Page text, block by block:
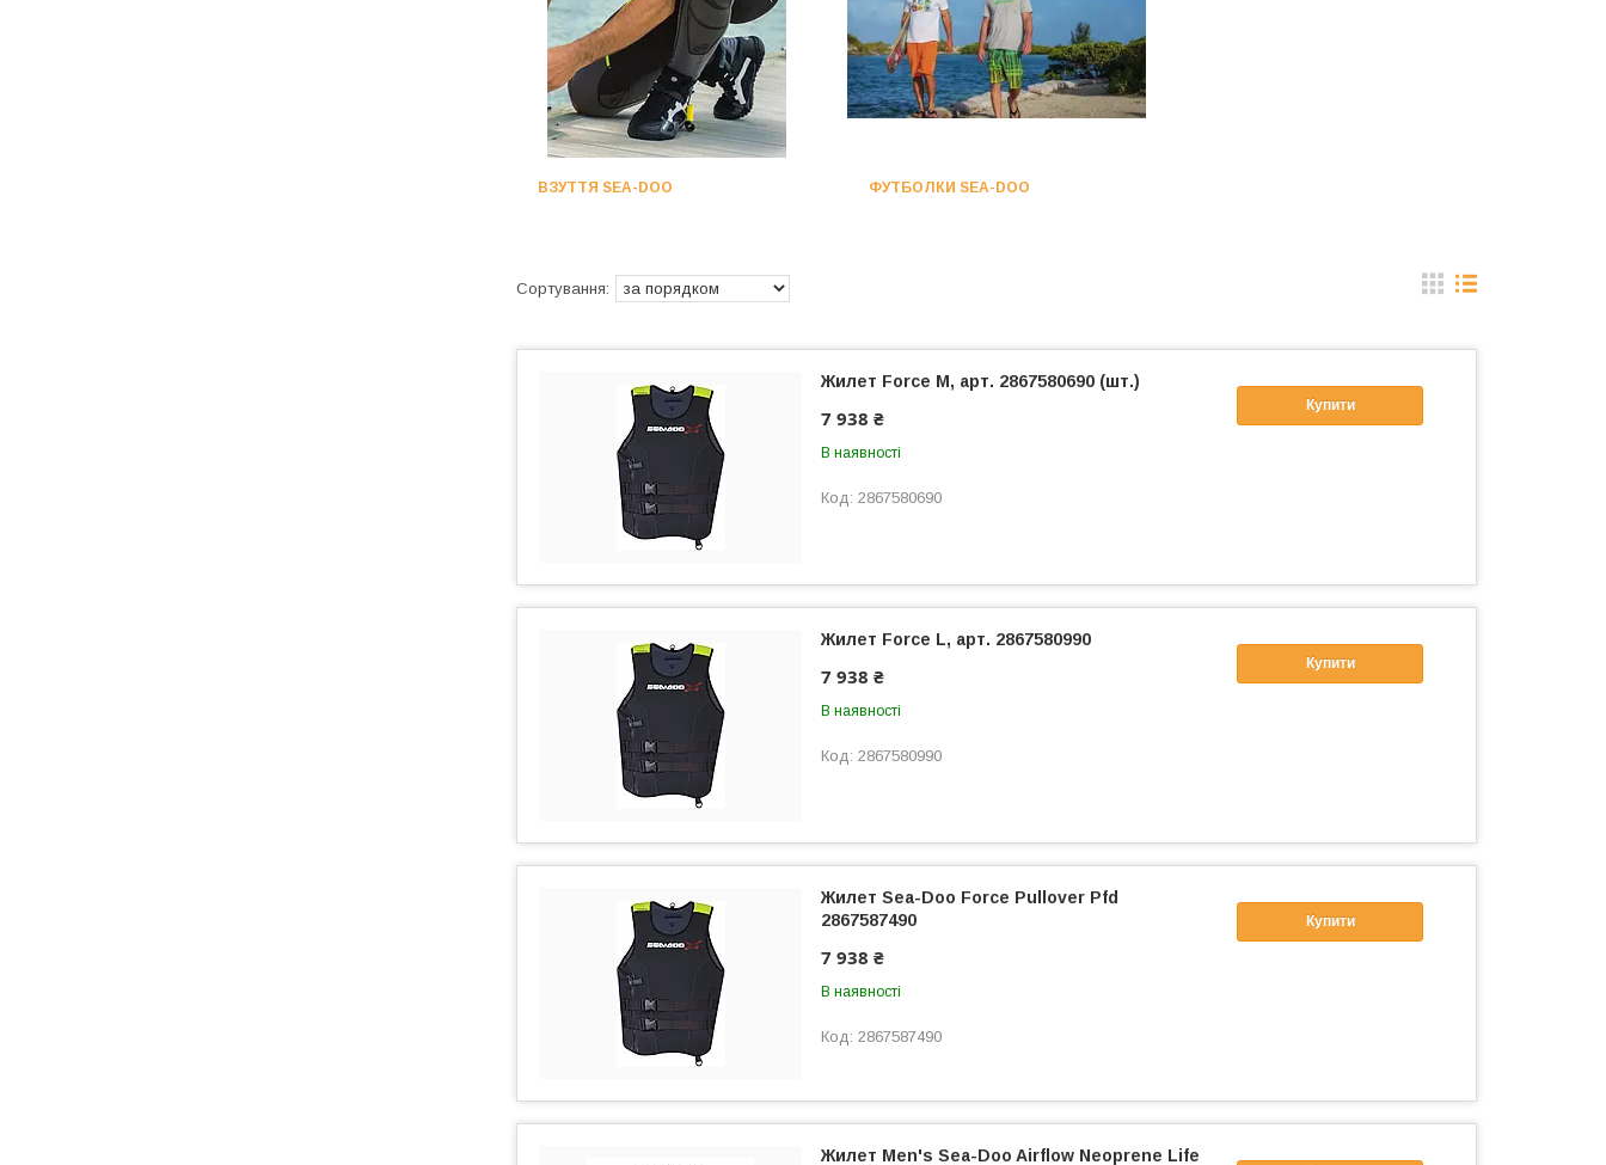
ВЗУТТЯ SEA-DOO ФУТБОЛКИ SEA-DOO
Купити
Жилет Force M, арт. 2867580690 (шт.)
7 938 ₴
В наявності
2867580690
Купити
Жилет Force L, арт. 2867580990
7 938 ₴
В наявності
2867580990
Купити
Жилет Sea-Doo Force Pullover Pfd
2867587490
7 938 ₴
В наявності
2867587490
Жилет Men's Sea-Doo Airflow Neoprene Life